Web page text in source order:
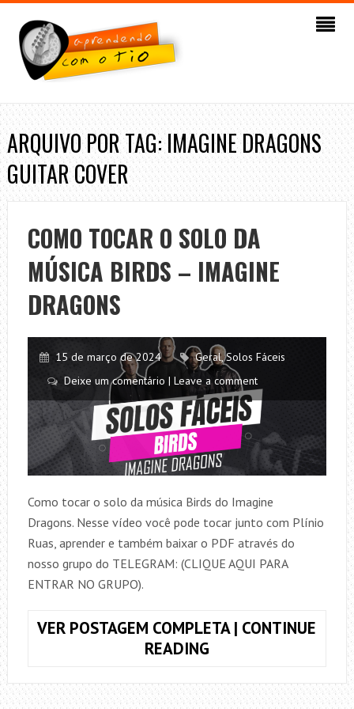
ARQUIVO POR TAG: IMAGINE DRAGONS
GUITAR COVER
COMO TOCAR O SOLO DA
MÚSICA BIRDS – IMAGINE
DRAGONS
15 de março de 2024 Geral,Solos Fáceis
Deixe um comentário | Leave a comment
Como tocar o solo da música Birds do Imagine
Dragons. Nesse vídeo você pode tocar junto com Plínio
Ruas, aprender e também baixar o PDF através do
nosso grupo do TELEGRAM: (CLIQUE AQUI PARA
ENTRAR NO GRUPO).
VER POSTAGEM COMPLETA | CONTINUE
READINGCOMO
O